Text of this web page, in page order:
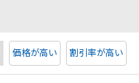
価格が高い 割引率が高い